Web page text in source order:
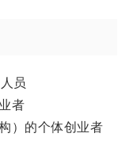
员
者
）的个体创业者